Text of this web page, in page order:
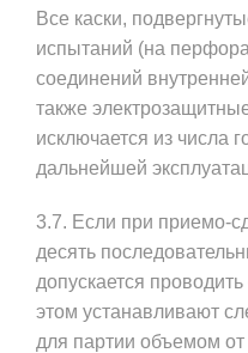
Все каски,
испытаний (на
соединений
также
исключается из числа
дальнейшей
3.7. Если при приемо-
десять
допускается
этом устанавливают
для партии объемом